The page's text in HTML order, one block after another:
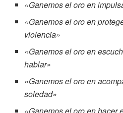
«Ganemos el oro en
«Ganemos el oro en
violencia»
«Ganemos el oro en
hablar»
«Ganemos el oro en
soledad»